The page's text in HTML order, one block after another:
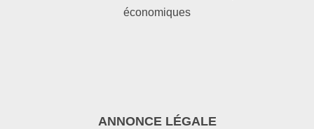
économiques
ANNONCE LÉGALE